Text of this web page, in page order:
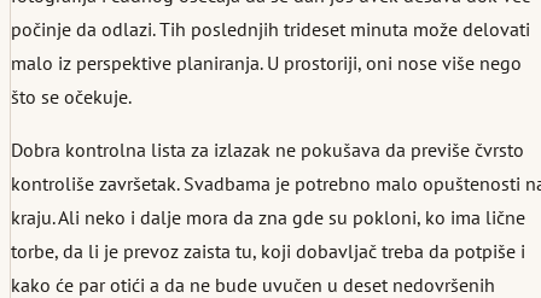
počinje da odlazi. Tih poslednjih trideset minuta može delovati
malo iz perspektive planiranja. U prostoriji, oni nose više nego
što se očekuje.
Dobra kontrolna lista za izlazak ne pokušava da previše čvrsto
kontroliše završetak. Svadbama je potrebno malo opuštenosti
kraju. Ali neko i dalje mora da zna gde su pokloni, ko ima lične
torbe, da li je prevoz zaista tu, koji dobavljač treba da potpiše i
kako će par otići a da ne bude uvučen u deset nedovršenih